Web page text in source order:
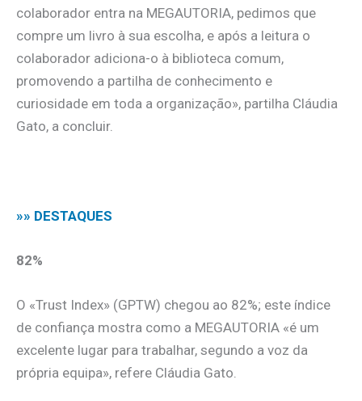
colaborador entra na MEGAUTORIA, pedimos que
compre um livro à sua escolha, e após a leitura o
colaborador adiciona-o à biblioteca comum,
promovendo a partilha de conhecimento e
curiosidade em toda a organização», partilha Cláudia
Gato, a concluir.
»» DESTAQUES
82%
O «Trust Index» (GPTW) chegou ao 82%; este índice
de confiança mostra como a MEGAUTORIA «é um
excelente lugar para trabalhar, segundo a voz da
própria equipa», refere Cláudia Gato.